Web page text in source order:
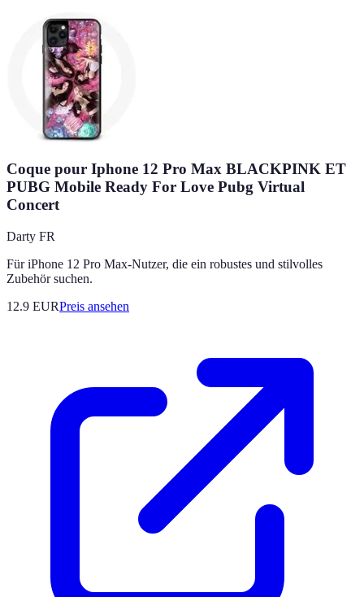
Coque pour Iphone 12 Pro Max BLACKPINK ET
PUBG Mobile Ready For Love Pubg Virtual
Concert
Darty FR
Für iPhone 12 Pro Max-Nutzer, die ein robustes und stilvolles
Zubehör suchen.
12.9 EURPreis ansehen